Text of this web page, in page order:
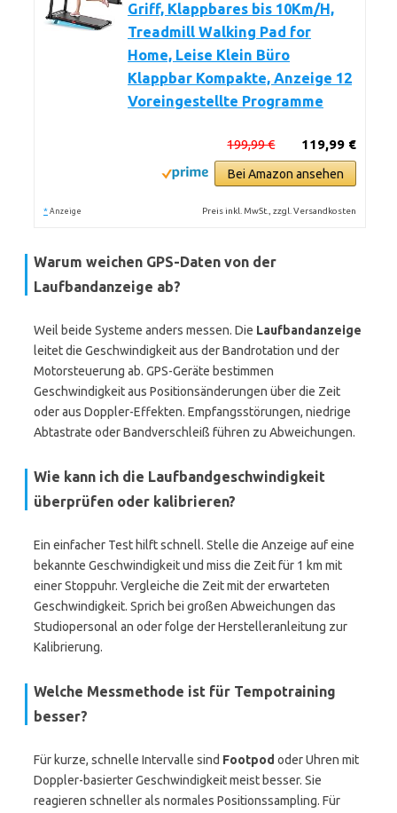
Griff, Klappbares bis 10Km/H,
Treadmill Walking Pad for
Home, Leise Klein Büro
Klappbar Kompakte, Anzeige 12
Voreingestellte Programme
119,99 €
199,99 €
Bei Amazon ansehen
* Anzeige Preis inkl. MwSt., zzgl. Versandkosten
Warum weichen GPS-Daten von der
Laufbandanzeige ab?
Weil beide Systeme anders messen. Die Laufbandanzeige
leitet die Geschwindigkeit aus der Bandrotation und der
Motorsteuerung ab. GPS-Geräte bestimmen
Geschwindigkeit aus Positionsänderungen über die Zeit
oder aus Doppler-Effekten. Empfangsstörungen, niedrige
Abtastrate oder Bandverschleiß führen zu Abweichungen.
Wie kann ich die Laufbandgeschwindigkeit
überprüfen oder kalibrieren?
Ein einfacher Test hilft schnell. Stelle die Anzeige auf eine
bekannte Geschwindigkeit und miss die Zeit für 1 km mit
einer Stoppuhr. Vergleiche die Zeit mit der erwarteten
Geschwindigkeit. Sprich bei großen Abweichungen das
Studiopersonal an oder folge der Herstelleranleitung zur
Kalibrierung.
Welche Messmethode ist für Tempotraining
besser?
Für kurze, schnelle Intervalle sind Footpod oder Uhren mit
Doppler-basierter Geschwindigkeit meist besser. Sie
reagieren schneller als normales Positionssampling. Für